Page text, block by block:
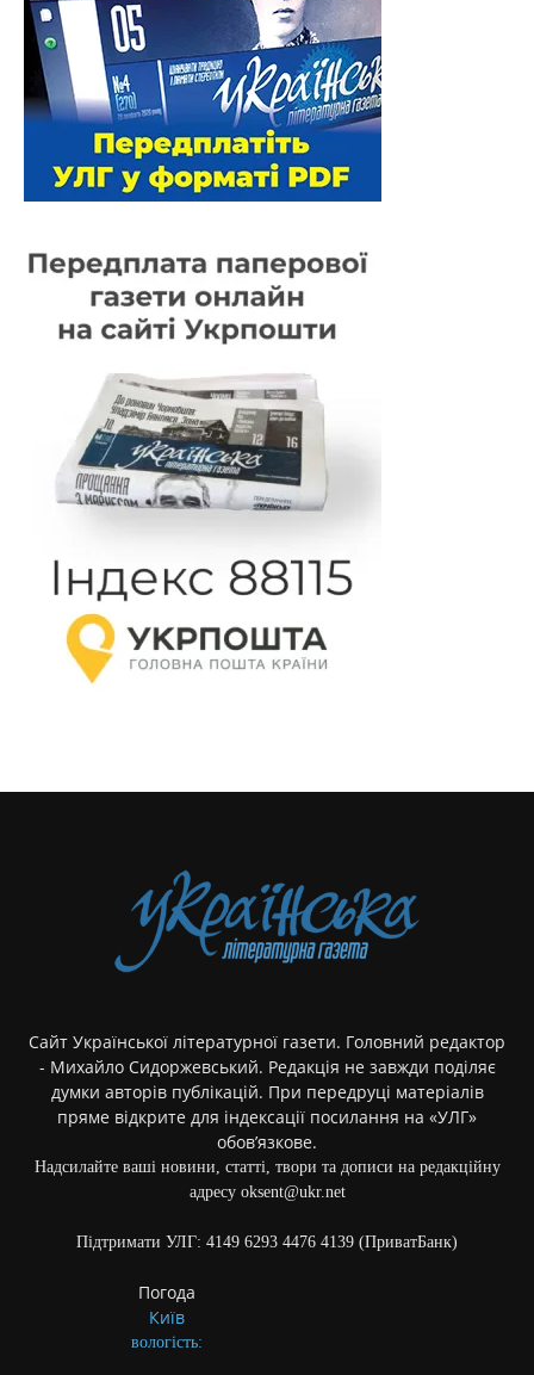
Сайт Української літературної газети. Головний редактор
- Михайло Сидоржевський. Редакція не завжди поділяє
думки авторів публікацій. При передруці матеріалів
пряме відкрите для індексації посилання на «УЛГ»
обов’язкове.
Надсилайте ваші новини, статті, твори та дописи на редакційну
адресу oksent@ukr.net
Підтримати УЛГ: 4149 6293 4476 4139 (ПриватБанк)
Погода
Київ
вологість: